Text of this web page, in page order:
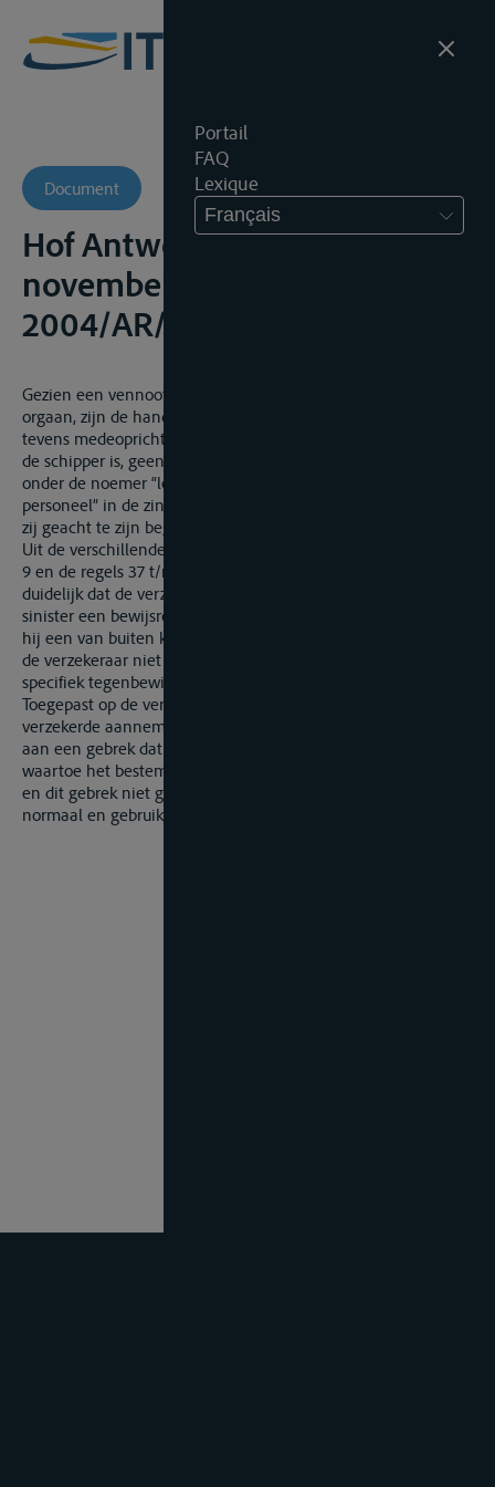
Portail
FAQ
Lexique
Français
Document
Hof Antwerpen, 4de Kamer, 21
november 2005,
2004/AR/2235
Gezien een vennootschap handelt door middel van haar
orgaan, zijn de handelingen of verzuimen van de zaakvoerder,
tevens medeoprichter, van de vennootschap die tegelijk ook
de schipper is, geen handelingen of verzuimen die vallen
onder de noemer “leidinggevend en toezichthoudend
personeel” in de zin van art. 10 van clausule 17.B, maar worden
zij geacht te zijn begaan door de eigenaar-vennootschap.
Uit de verschillende artikelen van de NBCP, inzonderheid art.
9 en de regels 37 t/m 42 op de voorzijde van de polis, blijkt
duidelijk dat de verzekerde bij het zich manifesteren van een
sinister een bewijsrechtelijke voorkeurpositie geniet waarbij
hij een van buiten komend onheil niet dient aan te tonen, en
de verzekeraar niet gehouden is te dekken indien hij een
specifiek tegenbewijs levert.
Toegepast op de verborgen gebreken clausule dient
verzekerde aannemelijk te maken dat het sinister te wijten is
aan een gebrek dat de zaak ongeschikt maakt tot het gebruik
waartoe het bestemd is, hetzij functioneel dan wel intrinsiek,
en dit gebrek niet gemakkelijk opspoorbaar is, d.w.z. bij een
normaal en gebruikelijk nazicht of test.